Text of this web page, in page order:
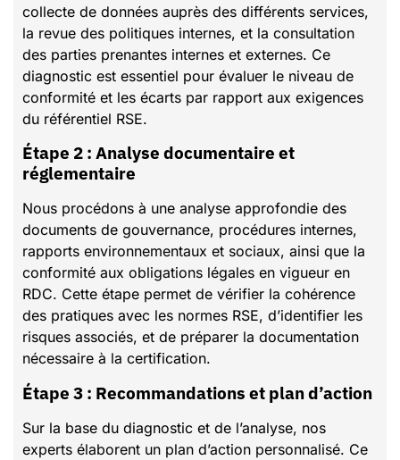
collecte de données auprès des différents services,
la revue des politiques internes, et la consultation
des parties prenantes internes et externes. Ce
diagnostic est essentiel pour évaluer le niveau de
conformité et les écarts par rapport aux exigences
du référentiel RSE.
Étape 2 : Analyse documentaire et
réglementaire
Nous procédons à une analyse approfondie des
documents de gouvernance, procédures internes,
rapports environnementaux et sociaux, ainsi que la
conformité aux obligations légales en vigueur en
RDC. Cette étape permet de vérifier la cohérence
des pratiques avec les normes RSE, d’identifier les
risques associés, et de préparer la documentation
nécessaire à la certification.
Étape 3 : Recommandations et plan d’action
Sur la base du diagnostic et de l’analyse, nos
experts élaborent un plan d’action personnalisé. Ce